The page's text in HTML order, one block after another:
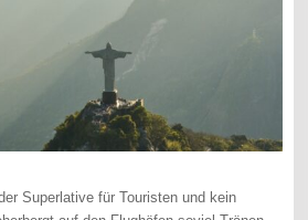
Superlative für Touristen und kein